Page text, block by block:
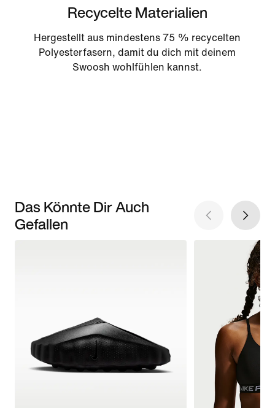
Recycelte Materialien
Hergestellt aus mindestens 75 % recycelten
Polyesterfasern, damit du dich mit deinem
Swoosh wohlfühlen kannst.
Das Könnte Dir Auch
Gefallen